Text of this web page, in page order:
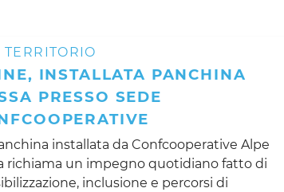
TERRITORIO
INSTALLATA PANCHINA
PRESSO SEDE
installata da Confcooperative Alpe
richiama un impegno quotidiano fatto di
inclusione e percorsi di